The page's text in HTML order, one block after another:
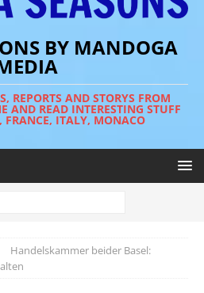
BY MANDOGA
REPORTS AND STORYS FROM
AND READ INTERESTING STUFF
FRANCE, ITALY, MONACO
Handelskammer beider Basel: